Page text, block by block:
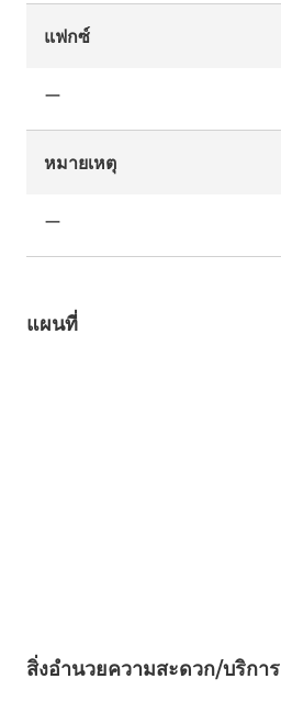
แฟกซ์
ー
หมายเหตุ
ー
แผนที่
สิ่งอำนวยความสะดวก/บริการ